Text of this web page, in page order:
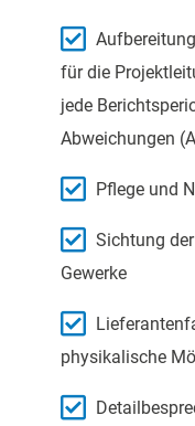
für die
jede
Abweichungen
Pflege und
Sichtung
Gewerke
physikalische